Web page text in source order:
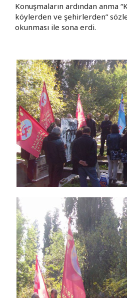
Konuşmaların ardından anma
köylerden ve şehirlerden”
okunması ile sona erdi.